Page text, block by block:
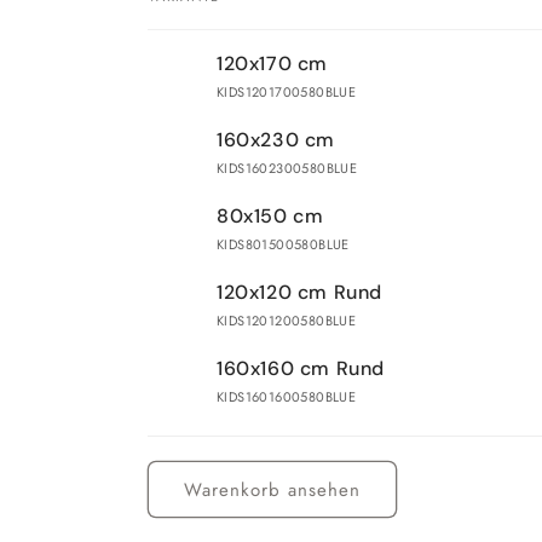
Warenkorb
120x170 cm
KIDS1201700580BLUE
160x230 cm
KIDS1602300580BLUE
80x150 cm
KIDS801500580BLUE
120x120 cm Rund
KIDS1201200580BLUE
160x160 cm Rund
KIDS1601600580BLUE
geladen ...
Warenkorb ansehen